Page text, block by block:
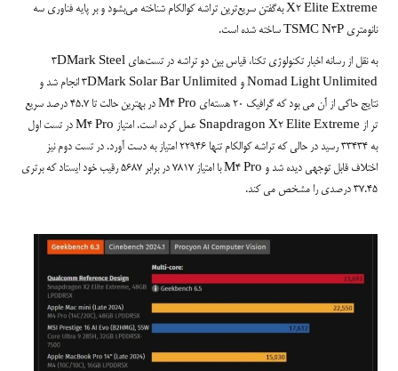
X2 Elite Extreme به‌گفتن سریع‌ترین تراشه کوالکام شناخته می‌بشود و بر پایه فناوری سه
نانومتری TSMC N3P ساخته شده است.
به نقل از رسانه اخبار تکنولوژی تکنا، قیاس بین دو تراشه در تست‌های 3DMark Steel
Nomad Light Unlimited و 3DMark Solar Bar Unlimited انجام شد و
نتایج حاکی از آن می بود که گرافیک 20 هسته‌ای M4 Pro در بهترین حالت تا 45.7 درصد سریع
تر از Snapdragon X2 Elite Extreme عمل کرده است. امتیاز M4 Pro در تست اول
به 33434 رسید در حالی که تراشه کوالکام تنها 22946 امتیاز به دست آورد. در تست دوم نیز
اختلاف قابل توجهی دیده شد و M4 Pro با امتیاز 7817 در برابر 5687 رقیب خود ایستاد که برتری
37.45 درصدی را مشخص می کند.